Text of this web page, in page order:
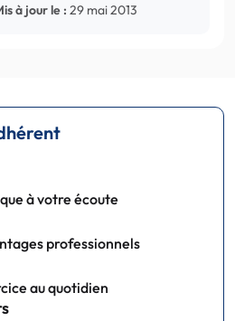
à jour le : 29 mai 2013
à votre écoute
professionnels
au quotidien